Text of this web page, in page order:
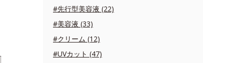
#先行型美容液 (22)
#美容液 (33)
#クリーム (12)
#UVカット (47)